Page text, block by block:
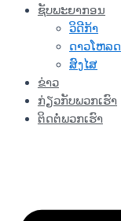
ຊັບພະຍາກອນ
ວິດີກ້າ
ດາວໂຫລດ
ສົງໄສ
ຂ່າວ
ກ່ຽວກັບພວກເຮົາ
ຕິດຕໍ່ພວກເຮົາ